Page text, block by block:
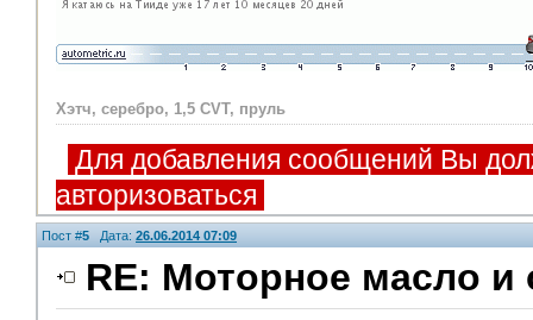
Хэтч, серебро, 1,5 CVT, пруль
Для добавления сообщений Вы
авторизоваться
Пост #5 Дата: 26.06.2014 07:09
RE: Моторное масло и